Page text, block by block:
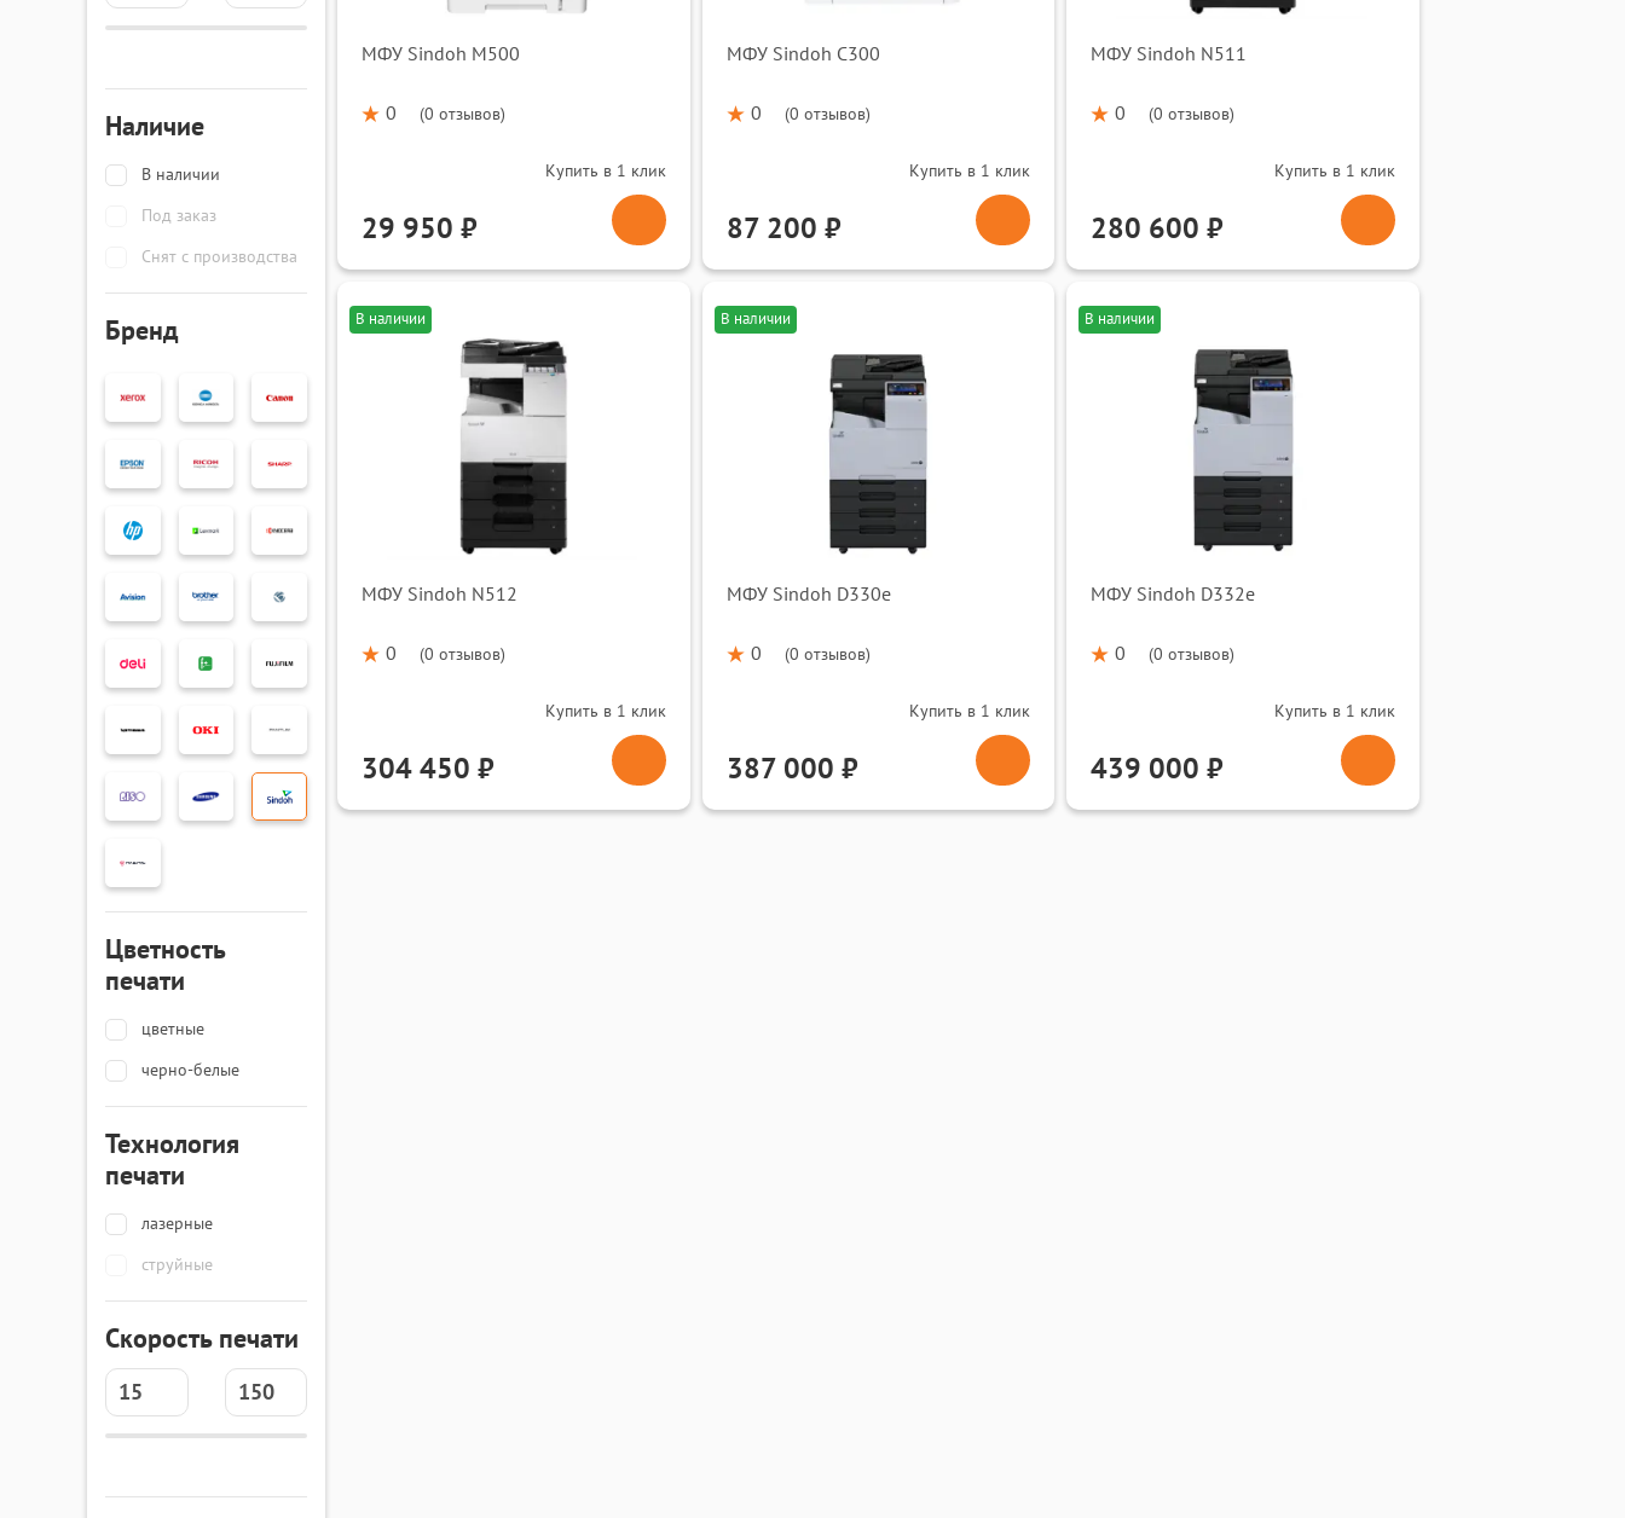
найти решение по подходящей цене под ваши задачи.
Наличие
В наличии
Под заказ
Снят с производства
Бренд
Цветность
печати
цветные
черно-белые
Технология
печати
лазерные
струйные
Скорость печати
МФУ Sindoh M500
0 (0 отзывов)
Купить в 1 клик
29 950 ₽
МФУ Sindoh C300
0 (0 отзывов)
Купить в 1 клик
87 200 ₽
МФУ Sindoh N511
0 (0 отзывов)
Купить в 1 клик
280 600 ₽
В наличии
МФУ Sindoh N512
0 (0 отзывов)
Купить в 1 клик
304 450 ₽
В наличии
МФУ Sindoh D330e
0 (0 отзывов)
Купить в 1 клик
387 000 ₽
В наличии
МФУ Sindoh D332e
0 (0 отзывов)
Купить в 1 клик
439 000 ₽